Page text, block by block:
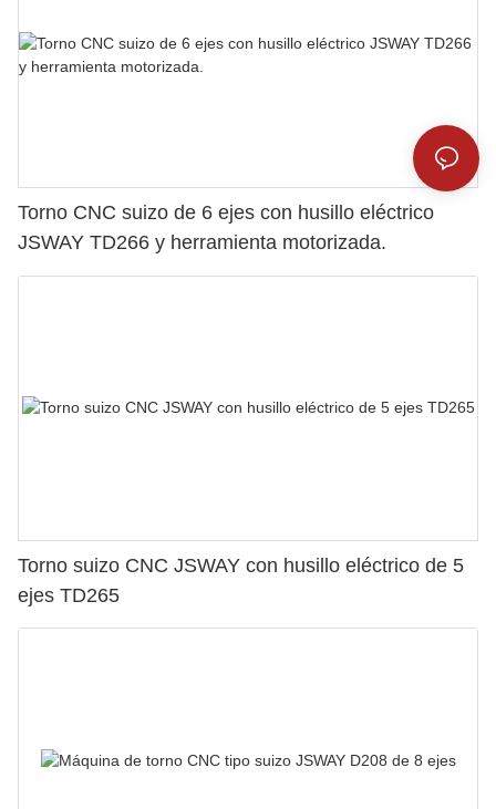
Torno CNC suizo de 6 ejes con husillo eléctrico
JSWAY TD266 y herramienta motorizada.
Torno suizo CNC JSWAY con husillo eléctrico de 5
ejes TD265